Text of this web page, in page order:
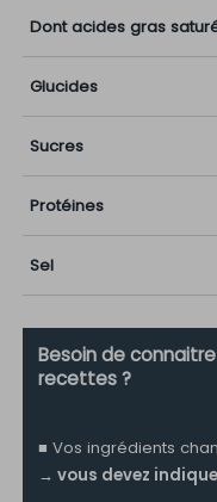
Dont acides gras
Glucides
Sucres
Protéines
Sel
Besoin de
recettes ?
■ Vos ingrédients
→ vous devez